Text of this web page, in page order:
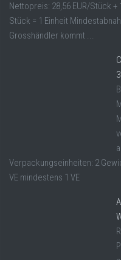
Nettopreis: 28,56 EUR/Stück +
Stück = 1 Einheit
Grosshändler kommt ...
Verpackungseinheiten: 2
VE mindestens 1 VE